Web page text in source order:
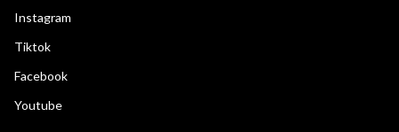
Instagram
Tiktok
Facebook
Youtube